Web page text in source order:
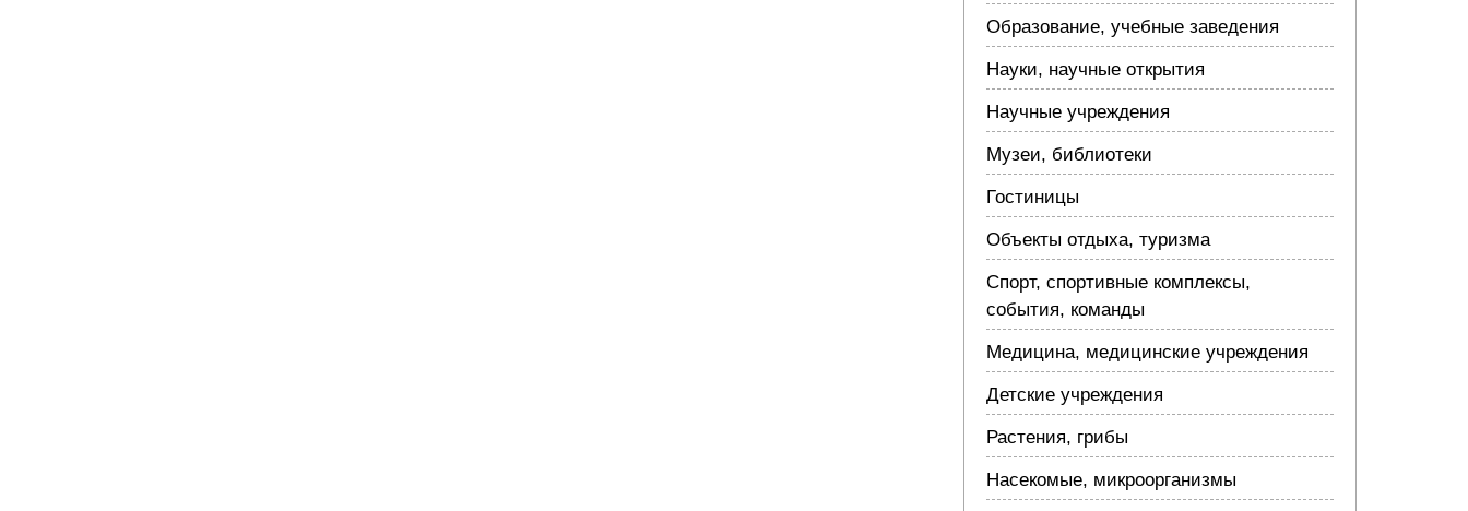
Образование, учебные заведения
Науки, научные открытия
Научные учреждения
Музеи, библиотеки
Гостиницы
Объекты отдыха, туризма
Спорт, спортивные комплексы,
события, команды
Медицина, медицинские учреждения
Детские учреждения
Растения, грибы
Насекомые, микроорганизмы